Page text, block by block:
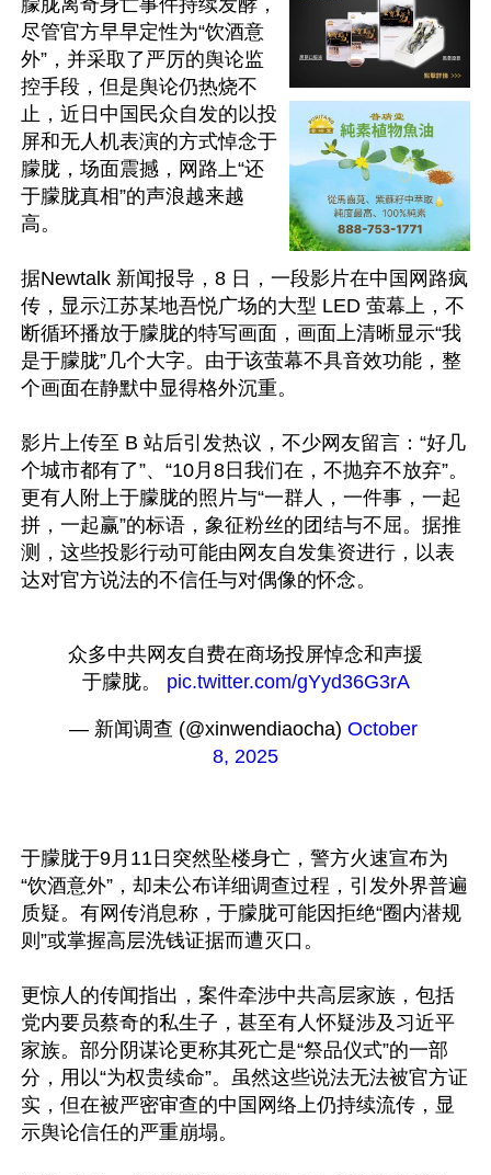
朦胧离奇身亡事件持续发酵，
尽管官方早早定性为“饮酒意
外”，并采取了严厉的舆论监
控手段，但是舆论仍热烧不
止，近日中国民众自发的以投
屏和无人机表演的方式悼念于
朦胧，场面震撼，网路上“还
于朦胧真相”的声浪越来越
高。
据Newtalk 新闻报导，8 日，一段影片在中国网路疯
传，显示江苏某地吾悦广场的大型 LED 萤幕上，不
断循环播放于朦胧的特写画面，画面上清晰显示“我
是于朦胧”几个大字。由于该萤幕不具音效功能，整
个画面在静默中显得格外沉重。
影片上传至 B 站后引发热议，不少网友留言：“好几
个城市都有了”、“10月8日我们在，不抛弃不放弃”。
更有人附上于朦胧的照片与“一群人，一件事，一起
拼，一起赢”的标语，象征粉丝的团结与不屈。据推
测，这些投影行动可能由网友自发集资进行，以表
众多中共网友自费在商场投屏悼念和声援
于朦胧。 pic.twitter.com/gYyd36G3rA
— 新闻调查 (@xinwendiaocha) October
8, 2025
于朦胧于9月11日突然坠楼身亡，警方火速宣布为
“饮酒意外”，却未公布详细调查过程，引发外界普遍
质疑。有网传消息称，于朦胧可能因拒绝“圈内潜规
则”或掌握高层洗钱证据而遭灭口。
更惊人的传闻指出，案件牵涉中共高层家族，包括
党内要员蔡奇的私生子，甚至有人怀疑涉及习近平
家族。部分阴谋论更称其死亡是“祭品仪式”的一部
分，用以“为权贵续命”。虽然这些说法无法被官方证
实，但在被严密审查的中国网络上仍持续流传，显
示舆论信任的严重崩塌。